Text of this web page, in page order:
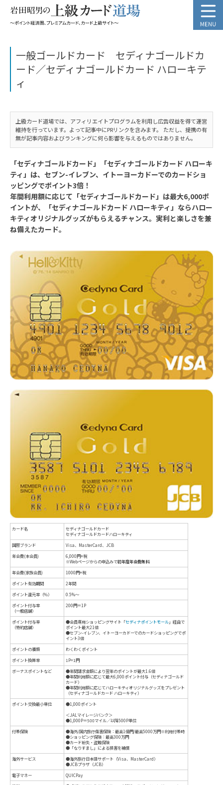
一般ゴールドカード セディナゴールドカ
ード／セディナゴールドカード ハローキテ
ィ
上級カード道場では、アフィリエイトプログラムを利用し広告収益を得て運営
維持を行っています。よって記事中にPRリンクを含みます。 ただし、提携の有
無が記事内容およびランキングに何ら影響を与えるものではありません。
「セディナゴールドカード」「セディナゴールドカード ハローキ
ティ」は、セブン-イレブン、イトーヨーカドーでのカードショ
ッピングでポイント3倍！
年間利用額に応じて「セディナゴールドカード」は最大6,000ポ
イントが、「セディナゴールドカード ハローキティ」ならハロー
キティオリジナルグッズがもらえるチャンス。実利と楽しさを兼
ね備えたカード。